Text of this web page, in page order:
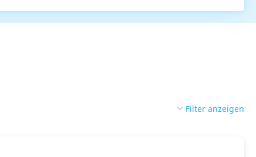
Filter anzeigen